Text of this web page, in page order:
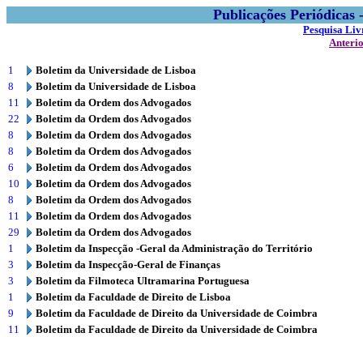
Publicações
Pesquisa
1
Boletim da Universidade de Lisboa
8
Boletim da Universidade de Lisboa
11
Boletim da Ordem dos Advogados
22
Boletim da Ordem dos Advogados
8
Boletim da Ordem dos Advogados
8
Boletim da Ordem dos Advogados
6
Boletim da Ordem dos Advogados
10
Boletim da Ordem dos Advogados
8
Boletim da Ordem dos Advogados
11
Boletim da Ordem dos Advogados
29
Boletim da Ordem dos Advogados
1
Boletim da Inspecção -Geral da Administração do Território
3
Boletim da Inspecção-Geral de Finanças
3
Boletim da Filmoteca Ultramarina Portuguesa
1
Boletim da Faculdade de Direito de Lisboa
9
Boletim da Faculdade de Direito da Universidade de Coimbra
11
Boletim da Faculdade de Direito da Universidade de Coimbra